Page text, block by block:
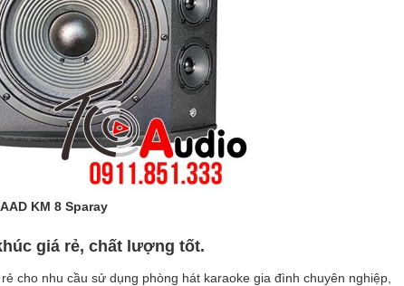
KM 8 Sparay
giá rẻ, chất lượng tốt.
cho nhu cầu sử dụng phòng hát karaoke gia đình chuyên nghiệp,